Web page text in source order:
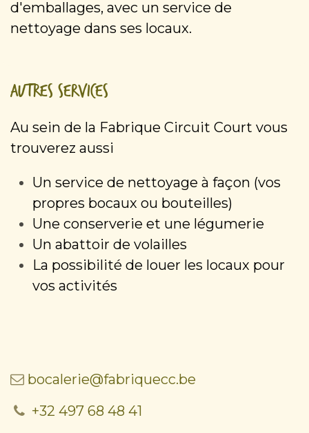
d'emballages, avec un service de
nettoyage dans ses locaux.
Autres services
Au sein de la Fabrique Circuit Court vous
trouverez aussi
Un service de nettoyage à façon (vos
propres bocaux ou bouteilles)
Une conserverie et une légumerie
Un abattoir de volailles
La possibilité de louer les locaux pour
vos activités
bocalerie@fabriquecc.be
+32 497 68 48 41